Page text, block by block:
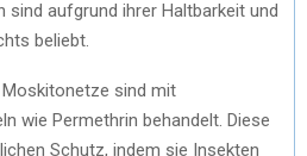
sind aufgrund ihrer Haltbarkeit und
beliebt.
Moskitonetze sind mit
wie Permethrin behandelt. Diese
Schutz, indem sie Insekten